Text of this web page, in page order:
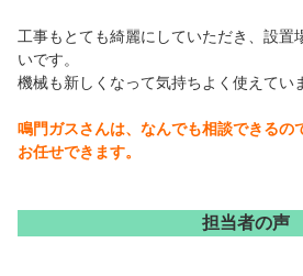
工事もとても綺麗にしていただき、設置
いです。
機械も新しくなって気持ちよく使えてい
鳴門ガスさんは、なんでも相談できるの
お任せできます。
担当者の声